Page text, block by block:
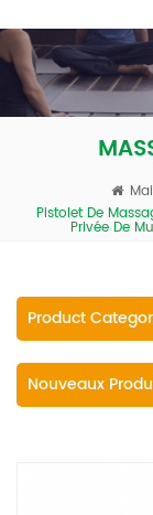
Pistolet De
Privée De
Product
Nouveaux